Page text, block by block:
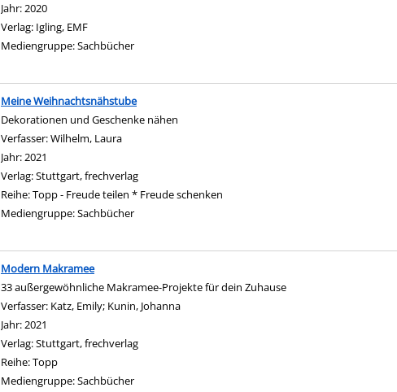
Suche nach diesem Verfasser
Jahr:2020
Verlag: Igling, EMF
Mediengruppe:Sachbücher
Meine Weihnachtsnähstube
Dekorationen und Geschenke nähen
Verfasser:Wilhelm, Laura
Jahr:2021
Verlag:Stuttgart, frechverlag
Reihe:Topp - Freude teilen * Freude schenken
Mediengruppe:Sachbücher
Modern Makramee
33 außergewöhnliche Makramee-Projekte für dein Zuhause
Verfasser: Katz, Emily; Kunin, Johanna
Jahr:2021
Verlag:Stuttgart, frechverlag
Reihe:Topp
Mediengruppe:Sachbücher